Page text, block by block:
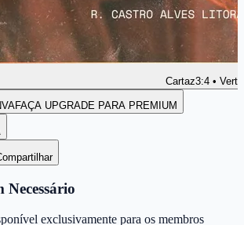
Cartaz3:4 •
FAÇA UPGRADE PARA PREMIUM
Necessário
exclusivamente para os membros